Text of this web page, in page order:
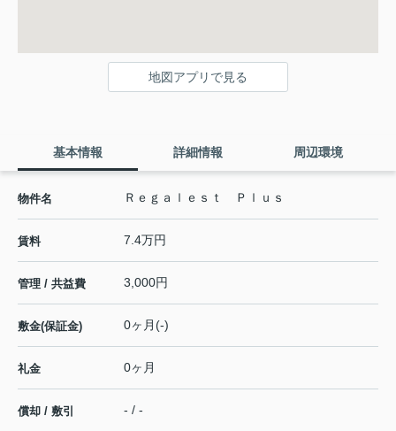
地図アプリで見る
基本情報 詳細情報 周辺環境
物件名 Ｒｅｇａｌｅｓｔ Ｐｌｕｓ
賃料 7.4万円
管理 / 共益費 3,000円
敷金(保証金) 0ヶ月(-)
礼金 0ヶ月
償却 / 敷引 - / -